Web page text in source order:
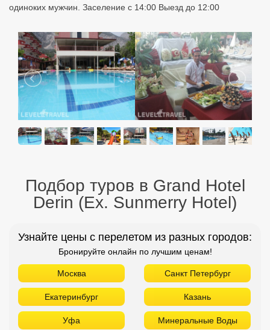
одиноких мужчин. Заселение с 14:00 Выезд до 12:00
Подбор туров в Grand Hotel
Derin (Ex. Sunmerry Hotel)
Узнайте цены с перелетом из разных городов:
Бронируйте онлайн по лучшим ценам!
Москва Санкт Петербург
Екатеринбург Казань
Уфа Минеральные Воды